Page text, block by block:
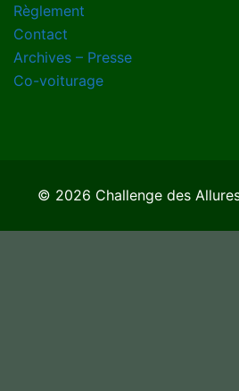
Règlement
Contact
Archives – Presse
Co-voiturage
© 2026 Challenge des